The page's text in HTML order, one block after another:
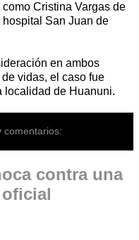
Cristina Vargas de
San Juan de
en ambos
vidas, el caso fue
localidad de Huanuni.
comentarios:
contra una